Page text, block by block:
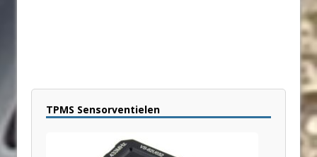
TPMS Sensorventielen